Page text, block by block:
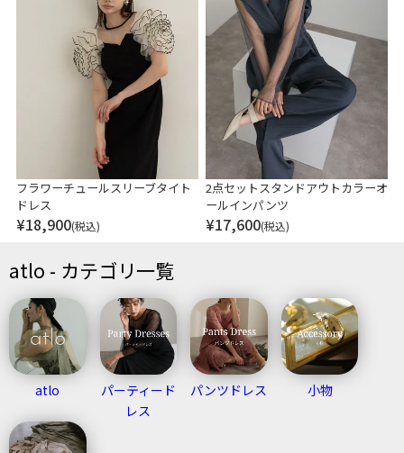
フラワーチュールスリーブタイト
ドレス
¥18,900(税込)
2点セットスタンドアウトカラーオ
ールインパンツ
¥17,600(税込)
atlo - カテゴリ一覧
atlo
パーティード
レス
パンツドレス 小物